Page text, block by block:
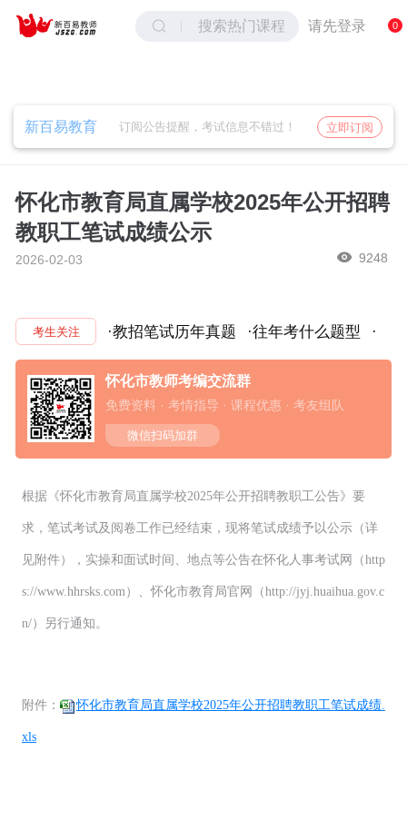
搜索热门课程 请先登录 0
取消
新百易教育 订阅公告提醒，考试信息不错过！ 立即订阅
怀化市教育局直属学校2025年公开招聘
教职工笔试成绩公示
2026-02-03 9248
考生关注 ·教招笔试历年真题 ·往年考什么题型 ·
怀化市教师考编交流群
免费资料 · 考情指导 · 课程优惠 · 考友组队
微信扫码加群
根据《怀化市教育局直属学校2025年公开招聘教职工公告》要
求，笔试考试及阅卷工作已经结束，现将笔试成绩予以公示（详
见附件），实操和面试时间、地点等公告在怀化人事考试网（http
s://www.hhrsks.com）、怀化市教育局官网（http://jyj.huaihua.gov.c
n/）另行通知。
附件： 怀化市教育局直属学校2025年公开招聘教职工笔试成绩.
xls